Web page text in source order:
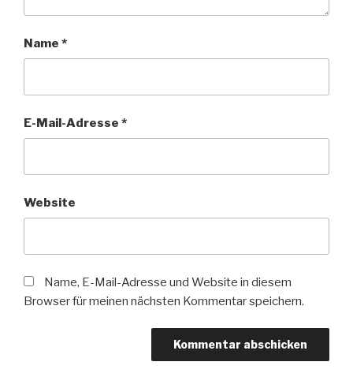
Name *
E-Mail-Adresse *
Website
Name, E-Mail-Adresse und Website in diesem
Browser für meinen nächsten Kommentar speichern.